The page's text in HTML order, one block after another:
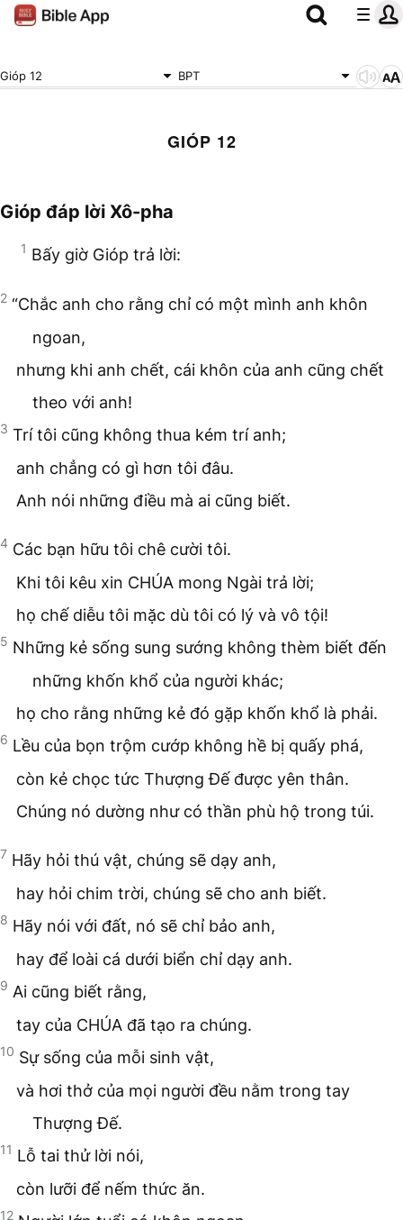
Gióp 12 BPT
GIÓP 12
Gióp đáp lời Xô-pha
1 Bấy giờ Gióp trả lời:
2 “Chắc anh cho rằng chỉ có một mình anh khôn
ngoan,
nhưng khi anh chết, cái khôn của anh cũng chết
theo với anh!
3 Trí tôi cũng không thua kém trí anh;
anh chẳng có gì hơn tôi đâu.
Anh nói những điều mà ai cũng biết.
4 Các bạn hữu tôi chê cười tôi.
Khi tôi kêu xin CHÚA mong Ngài trả lời;
họ chế diễu tôi mặc dù tôi có lý và vô tội!
5 Những kẻ sống sung sướng không thèm biết đến
những khốn khổ của người khác;
họ cho rằng những kẻ đó gặp khốn khổ là phải.
6 Lều của bọn trộm cướp không hề bị quấy phá,
còn kẻ chọc tức Thượng Đế được yên thân.
Chúng nó dường như có thần phù hộ trong túi.
7 Hãy hỏi thú vật, chúng sẽ dạy anh,
hay hỏi chim trời, chúng sẽ cho anh biết.
8 Hãy nói với đất, nó sẽ chỉ bảo anh,
hay để loài cá dưới biển chỉ dạy anh.
9 Ai cũng biết rằng,
tay của CHÚA đã tạo ra chúng.
10 Sự sống của mỗi sinh vật,
và hơi thở của mọi người đều nằm trong tay
Thượng Đế.
11 Lỗ tai thử lời nói,
còn lưỡi để nếm thức ăn.
12